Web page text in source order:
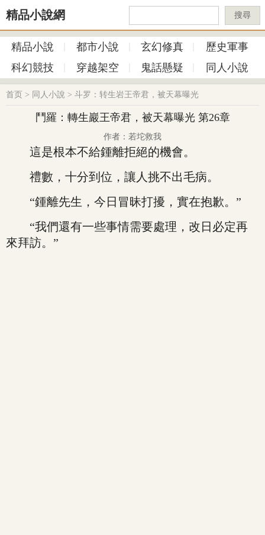
精品小說網 搜尋
精品小說 都市小說 玄幻修真
歷史軍事
科幻競技
穿越架空 鬼話懸疑 同人小說
首页 > 同人小說 > 斗罗：转生岩王帝君，被天幕曝光
鬥羅：轉生巖王帝君，被天幕曝光 第26章
作者：若坨救我
這是根本不給鍾離拒絕的機會。
禮數，十分到位，讓人挑不出毛病。
“鍾離先生，今日冒昧打擾，實在抱歉。”
“我們還有一些事情需要處理，改日必定再
來拜訪。”